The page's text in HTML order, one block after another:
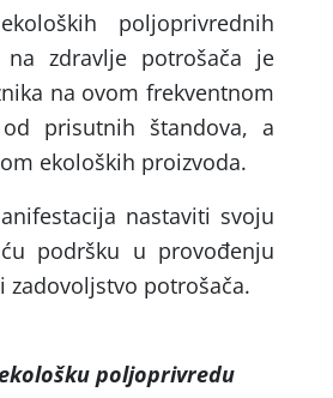
poljoprivrednih
zdravlje potrošača je
na ovom frekventnom
prisutnih štandova, a
ekoloških proizvoda.
nastaviti svoju
podršku u provođenju
zadovoljstvo potrošača.
poljoprivredu